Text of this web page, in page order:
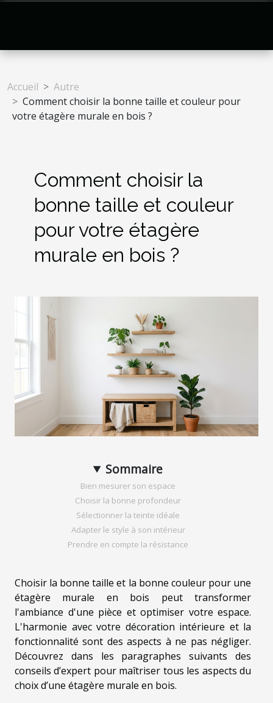
Accueil
Autre
Comment choisir la bonne taille et couleur pour
votre étagère murale en bois ?
Comment choisir la
bonne taille et couleur
pour votre étagère
murale en bois ?
Sommaire
Bien mesurer son espace
Choisir la bonne profondeur
Sélectionner la teinte idéale
Adapter le style à son intérieur
Prendre en compte la résistance
Choisir la bonne taille et la bonne couleur pour une
étagère murale en bois peut transformer
l'ambiance d'une pièce et optimiser votre espace.
L'harmonie avec votre décoration intérieure et la
fonctionnalité sont des aspects à ne pas négliger.
Découvrez dans les paragraphes suivants des
conseils d’expert pour maîtriser tous les aspects du
choix d’une étagère murale en bois.